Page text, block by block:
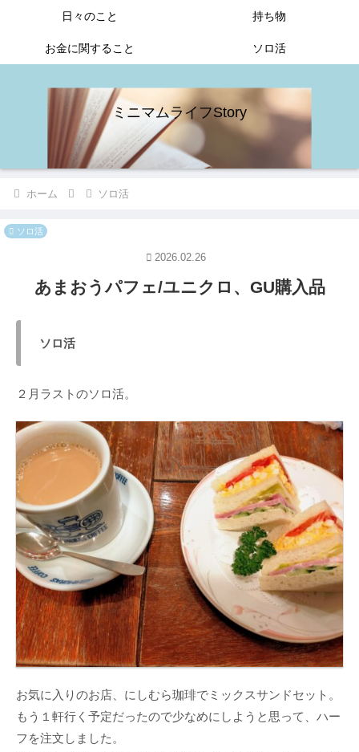
ミニマムライフStory
日々のこと 持ち物
お金に関すること ソロ活
ホーム ソロ活
ソロ活
あまおうパフェ/ユニクロ、GU購入品
2026.02.26
ソロ活
２月ラストのソロ活。
お気に入りのお店、にしむら珈琲でミックスサンドセット。
もう１軒行く予定だったので少なめにしようと思って、ハー
フを注文しました。